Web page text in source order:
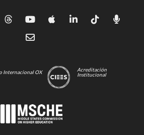
Internacional OX
Acreditación
Institucional